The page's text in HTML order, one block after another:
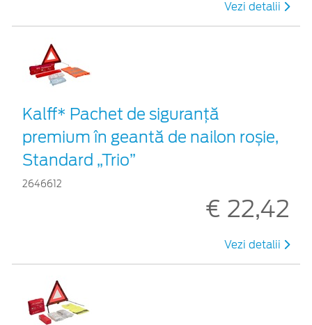
Vezi detalii
Kalff* Pachet de siguranţă
premium în geantă de nailon roșie,
Standard „Trio”
2646612
€ 22,42
Vezi detalii